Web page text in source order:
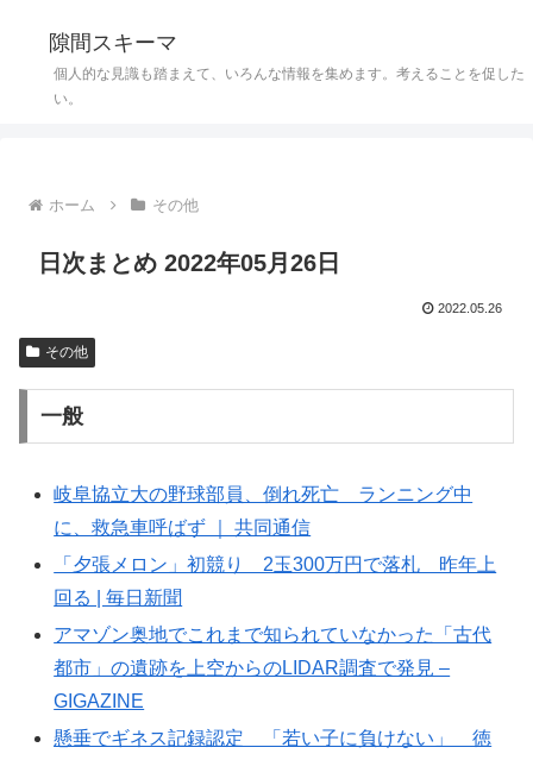
隙間スキーマ
個人的な見識も踏まえて、いろんな情報を集めます。考えることを促した
い。
ホーム その他
日次まとめ 2022年05月26日
2022.05.26
その他
一般
岐阜協立大の野球部員、倒れ死亡 ランニング中
に、救急車呼ばず ｜ 共同通信
「夕張メロン」初競り 2玉300万円で落札 昨年上
回る | 毎日新聞
アマゾン奥地でこれまで知られていなかった「古代
都市」の遺跡を上空からのLIDAR調査で発見 –
GIGAZINE
懸垂でギネス記録認定 「若い子に負けない」 徳